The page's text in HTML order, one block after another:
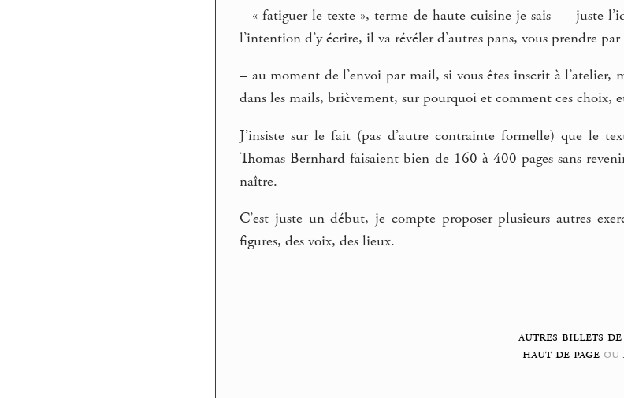
– « fatiguer le texte », terme de haute cuisine je sais –– juste
l’intention d’y écrire, il va révéler d’autres pans, vous prendre
– au moment de l’envoi par mail, si vous êtes inscrit à l’atelier,
dans les mails, brièvement, sur pourquoi et comment ces choix,
J’insiste sur le fait (pas d’autre contrainte formelle) que le
Thomas Bernhard faisaient bien de 160 à 400 pages sans
naître.
C’est juste un début, je compte proposer plusieurs autres
figures, des voix, des lieux.
autres billets
haut de pageou